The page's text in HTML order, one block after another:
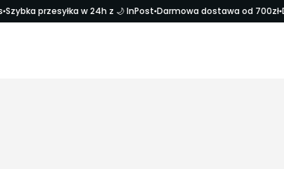
Szybka przesyłka w 24h z 🌙 InPost Darmowa dostawa od 700zł